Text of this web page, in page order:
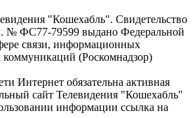
"Кошехабль". Свидетельство
№ ФС77-79599 выдано Федеральной
связи, информационных
(Роскомнадзор)
Интернет обязательна активная
сайт Телевидения "Кошехабль"
информации ссылка на